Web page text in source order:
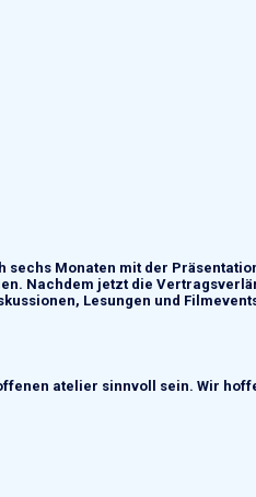
sechs Monaten mit der
. Nachdem jetzt die
Lesungen und
atelier sinnvoll sein. Wir